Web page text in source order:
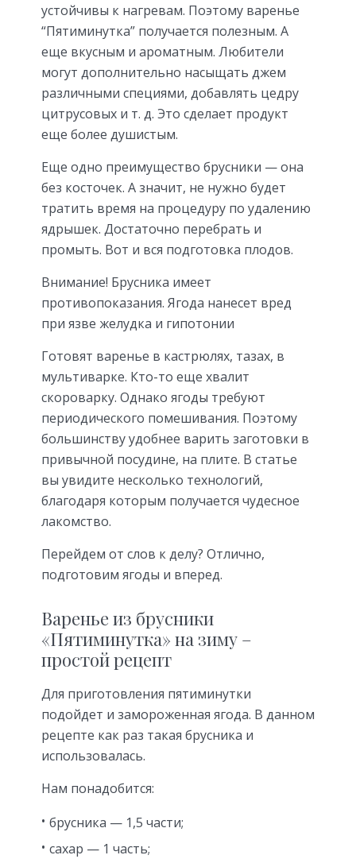
устойчивы к нагревам. Поэтому варенье
“Пятиминутка” получается полезным. А
еще вкусным и ароматным. Любители
могут дополнительно насыщать джем
различными специями, добавлять цедру
цитрусовых и т. д. Это сделает продукт
еще более душистым.
Еще одно преимущество брусники — она
без косточек. А значит, не нужно будет
тратить время на процедуру по удалению
ядрышек. Достаточно перебрать и
промыть. Вот и вся подготовка плодов.
Внимание! Брусника имеет
противопоказания. Ягода нанесет вред
при язве желудка и гипотонии
Готовят варенье в кастрюлях, тазах, в
мультиварке. Кто-то еще хвалит
скороварку. Однако ягоды требуют
периодического помешивания. Поэтому
большинству удобнее варить заготовки в
привычной посудине, на плите. В статье
вы увидите несколько технологий,
благодаря которым получается чудесное
лакомство.
Перейдем от слов к делу? Отлично,
подготовим ягоды и вперед.
Варенье из брусники
«Пятиминутка» на зиму –
простой рецепт
Для приготовления пятиминутки
подойдет и замороженная ягода. В данном
рецепте как раз такая брусника и
использовалась.
Нам понадобится:
брусника — 1,5 части;
сахар — 1 часть;